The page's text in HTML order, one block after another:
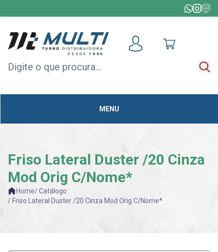
MENU
TODAS AS CATEGORIAS+
MÓDULOS
ACELERAÇÃO
OUTLET
Friso Lateral Duster /20 Cinza
Mod Orig C/Nome*
Home/ Catálogo
/ Friso Lateral Duster /20 Cinza Mod Orig C/Nome*